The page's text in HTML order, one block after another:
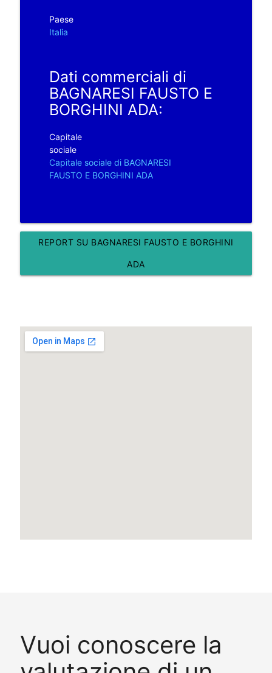
Paese
Italia
Dati commerciali di
BAGNARESI FAUSTO E
BORGHINI ADA:
Capitale
sociale
Capitale sociale di BAGNARESI
FAUSTO E BORGHINI ADA
REPORT SU BAGNARESI FAUSTO E BORGHINI
ADA
Vuoi conoscere la